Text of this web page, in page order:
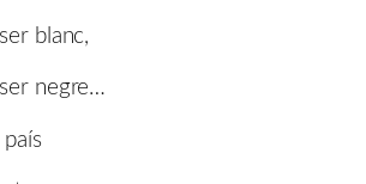
blanc,
negre…